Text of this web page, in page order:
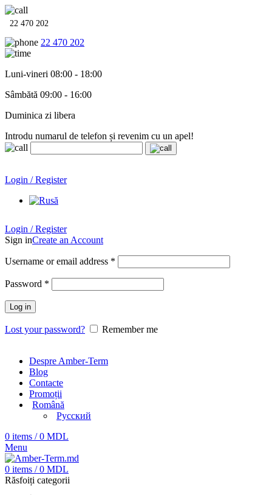
22 470 202
22 470 202
Luni-vineri 08:00 - 18:00
Sâmbătă 09:00 - 16:00
Duminica zi libera
Introdu numarul de telefon și revenim cu un apel!
Login / Register
Login / Register
Sign inCreate an Account
Username or email address *
Password *
Log in
Lost your password? Remember me
Despre Amber-Term
Blog
Contacte
Promoții
Română
Русский
0 items / 0 MDL
Menu
0 items / 0 MDL
Răsfoiți categorii